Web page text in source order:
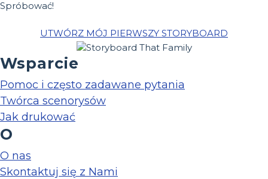
Spróbować!
UTWÓRZ MÓJ PIERWSZY STORYBOARD
Wsparcie
Pomoc i często zadawane pytania
Twórca scenorysów
Jak drukować
O
O nas
Skontaktuj się z Nami